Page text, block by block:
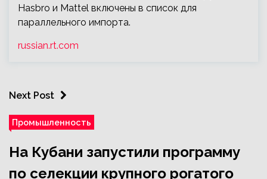
Hasbro и Mattel включены в список для
параллельного импорта.
russian.rt.com
Next Post
Промышленность
На Кубани запустили программу
по селекции крупного рогатого